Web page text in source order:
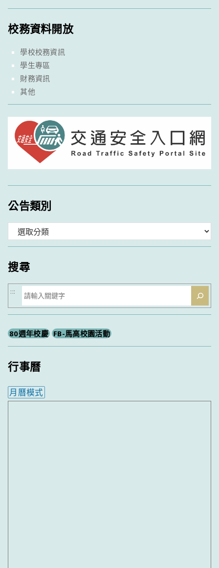
校務資料開放
學校校務資訊
學生專區
財務資訊
其他
公告類別
類
搜尋
搜
尋
:::
80週年校慶 FB-馬高校園活動
行事曆
月曆模式